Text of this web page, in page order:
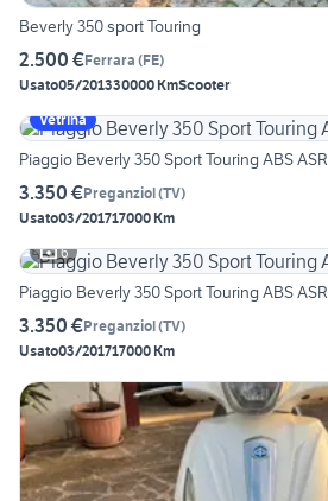
Beverly 350 sport Touring
2.500 €Ferrara (FE)
Usato05/201330000 KmScooter
Vetrina
Piaggio Beverly 350 Sport Touring ABS ASR
3.350 €Preganziol(TV)
Usato03/201717000 Km
6
Piaggio Beverly 350 Sport Touring ABS ASR
3.350 €Preganziol(TV)
Usato03/201717000 Km